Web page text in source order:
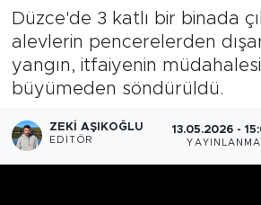
Düzce'de 3 katlı bir binada
alevlerin pencerelerden
yangın, itfaiyenin
büyümeden söndürüldü.
ZEKI AŞIKOĞLU
EDITÖR
13.05.2026 -
YAYINLANMA
Yerel Haber
Öncü Radyo Dinle
Öncü TV İzle
Tüm Manşetler
Son Dakika Haberleri
Haber Arşivi